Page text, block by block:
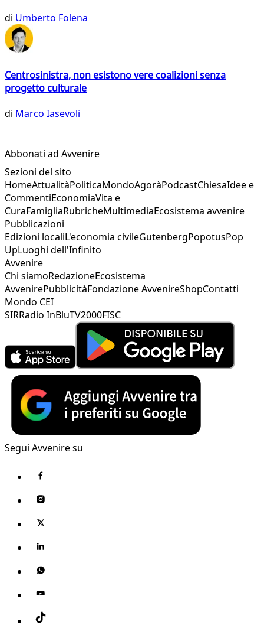
di Umberto Folena
Centrosinistra, non esistono vere coalizioni senza
progetto culturale
di Marco Iasevoli
Abbonati ad Avvenire
Sezioni del sito
HomeAttualitàPoliticaMondoAgoràPodcastChiesaIdee e
CommentiEconomiaVita e
CuraFamigliaRubricheMultimediaEcosistema avvenire
Pubblicazioni
Edizioni localiL'economia civileGutenbergPopotusPop
UpLuoghi dell'Infinito
Avvenire
Chi siamoRedazioneEcosistema
AvvenirePubblicitàFondazione AvvenireShopContatti
Mondo CEI
SIRRadio InBluTV2000FISC
Segui Avvenire su